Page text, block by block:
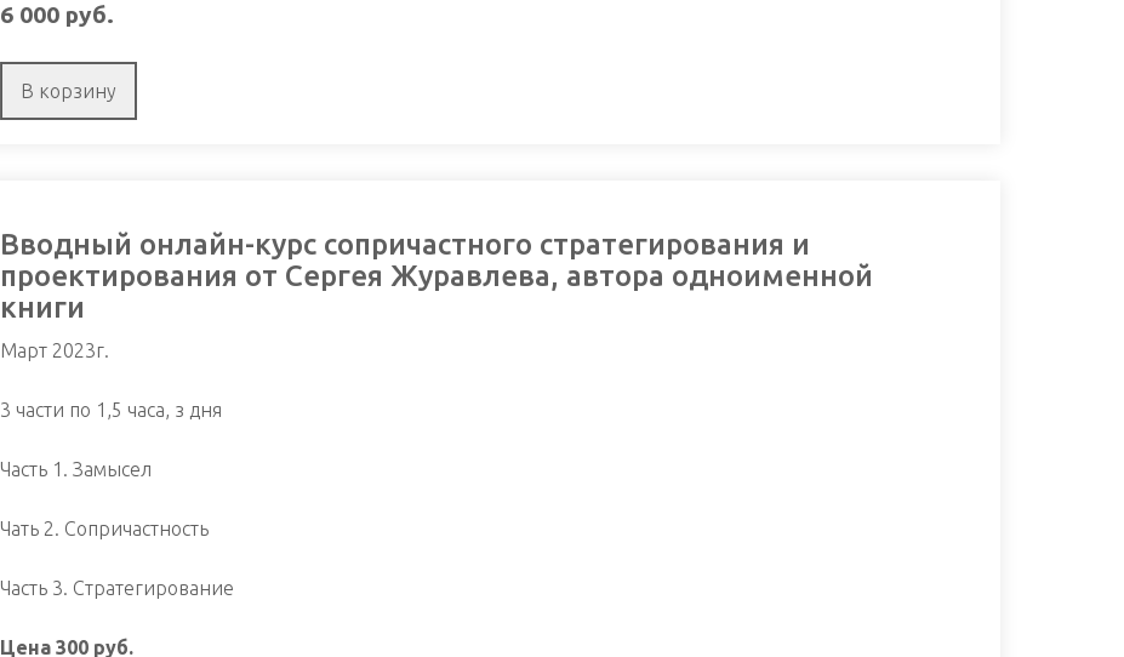
6 000 руб.
Вводный онлайн-курс сопричастного стратегирования и
проектирования от Сергея Журавлева, автора одноименной
книги
Март 2023г.
3 части по 1,5 часа, з дня
Часть 1. Замысел
Чать 2. Сопричастность
Часть 3. Стратегирование
Цена 300 руб.